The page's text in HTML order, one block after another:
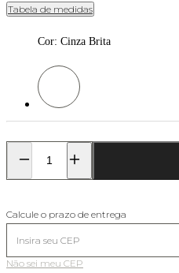
Tabela de medidas
Cor: Cinza Brita
Cor: Cinza Brita
Calcule o prazo de entrega
Não sei meu CEP